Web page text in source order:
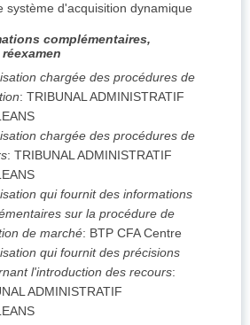
système d'acquisition dynamique
complémentaires,
chargée des procédures de
: TRIBUNAL ADMINISTRATIF
chargée des procédures de
: TRIBUNAL ADMINISTRATIF
qui fournit des informations
sur la procédure de
de marché: BTP CFA Centre
qui fournit des précisions
l'introduction des recours:
ADMINISTRATIF